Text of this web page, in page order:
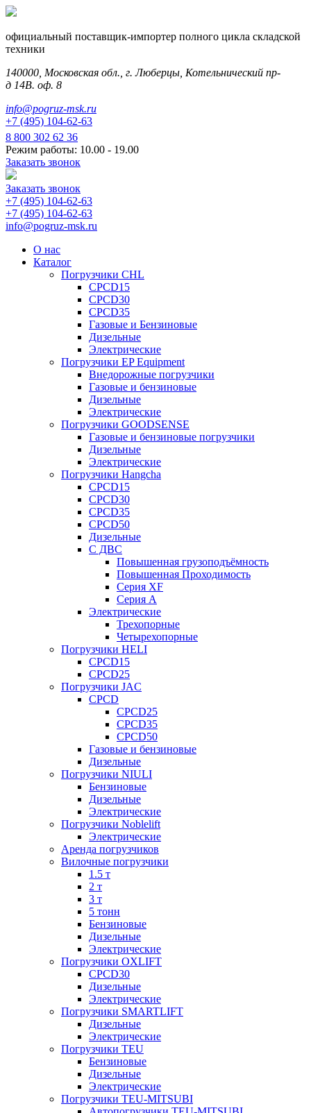
официальный поставщик-импортер полного цикла складской
техники
140000, Московская обл., г. Люберцы, Котельнический пр-
д 14В. оф. 8
info@pogruz-msk.ru
+7 (495) 104-62-63
8 800 302 62 36
Режим работы: 10.00 - 19.00
Заказать звонок
Заказать звонок
+7 (495) 104-62-63
+7 (495) 104-62-63
info@pogruz-msk.ru
О нас
Каталог
Погрузчики CHL
CPCD15
CPCD30
CPCD35
Газовые и Бензиновые
Дизельные
Электрические
Погрузчики EP Equipment
Внедорожные погрузчики
Газовые и бензиновые
Дизельные
Электрические
Погрузчики GOODSENSE
Газовые и бензиновые погрузчики
Дизельные
Электрические
Погрузчики Hangcha
CPCD15
CPCD30
CPCD35
CPCD50
Дизельные
С ДВС
Повышенная грузоподъёмность
Повышенная Проходимость
Серия XF
Серия А
Электрические
Трехопорные
Четырехопорные
Погрузчики HELI
CPCD15
CPCD25
Погрузчики JAC
CPCD
CPCD25
CPCD35
CPCD50
Газовые и бензиновые
Дизельные
Погрузчики NIULI
Бензиновые
Дизельные
Электрические
Погрузчики Noblelift
Электрические
Аренда погрузчиков
Вилочные погрузчики
1.5 т
2 т
3 т
5 тонн
Бензиновые
Дизельные
Электрические
Погрузчики OXLIFT
CPCD30
Дизельные
Электрические
Погрузчики SMARTLIFT
Дизельные
Электрические
Погрузчики TEU
Бензиновые
Дизельные
Электрические
Погрузчики TEU-MITSUBI